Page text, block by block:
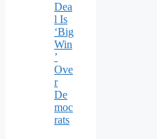
Dea
l Is
‘Big
Win
’
Ove
r
De
moc
rats